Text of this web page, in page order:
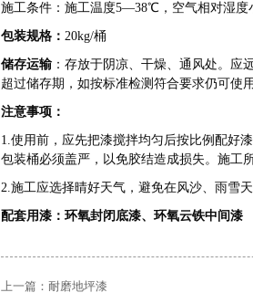
施工条件：施工温度5—38℃，空气相对湿度
包装规格： 20kg/桶
储存运输 ：存放于阴凉、干燥、通风处。应
超过储存期，如按标准检测符合要求仍可使用
注意事项：
1.使用前，应先把漆搅拌均匀后按比例配好
包装桶必须盖严，以免胶结造成损失。施工
2.施工应选择晴好天气，避免在风沙、雨雪天
配套用漆： 环氧封闭底漆、 环氧云铁中间漆
上一篇： 耐磨地坪漆